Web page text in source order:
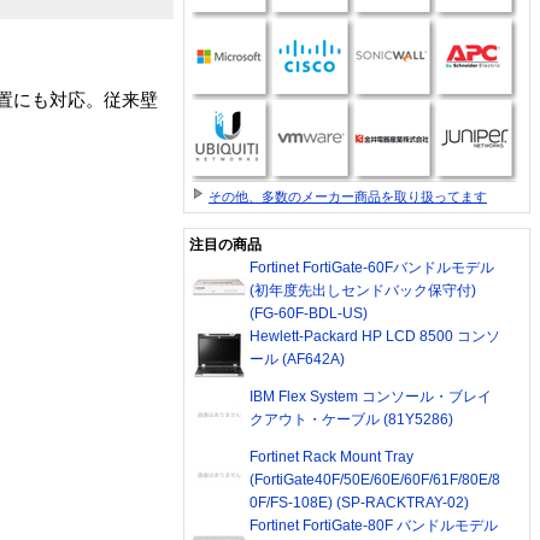
にも対応。従来壁
その他、多数のメーカー商品を取り扱ってます
注目の商品
Fortinet FortiGate-60Fバンドルモデル
(初年度先出しセンドバック保守付)
(FG-60F-BDL-US)
Hewlett-Packard HP LCD 8500 コンソ
ール (AF642A)
IBM Flex System コンソール・ブレイ
クアウト・ケーブル (81Y5286)
Fortinet Rack Mount Tray
(FortiGate40F/50E/60E/60F/61F/80E/8
0F/FS-108E) (SP-RACKTRAY-02)
Fortinet FortiGate-80F バンドルモデル